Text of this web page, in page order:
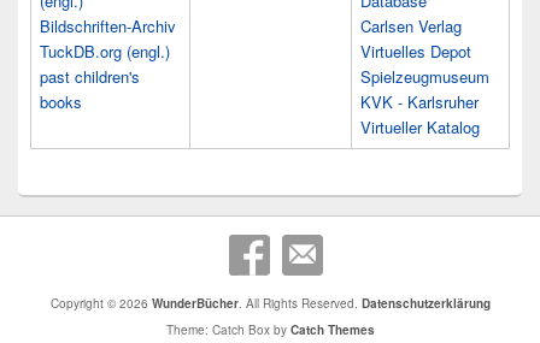
Bildschriften-Archiv
TuckDB.org (engl.)
past children's
books
Carlsen Verlag
Virtuelles Depot
Spielzeugmuseum
KVK - Karlsruher
Virtueller Katalog
Copyright © 2026 WunderBücher. All Rights Reserved. Datenschutzerklärung
Theme: Catch Box by Catch Themes